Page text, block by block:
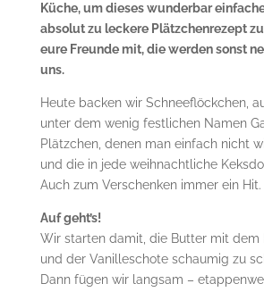
Küche, um dieses wunderbar
absolut zu leckere Plätzchenrezept
eure Freunde mit, die werden sonst
uns.
Heute backen wir Schneeflöckchen,
unter dem wenig festlichen Namen
Plätzchen, denen man einfach nicht
und die in jede weihnachtliche
Auch zum Verschenken immer ein Hit.
Auf geht’s!
Wir starten damit, die Butter mit dem
und der Vanilleschote schaumig zu
Dann fügen wir langsam –